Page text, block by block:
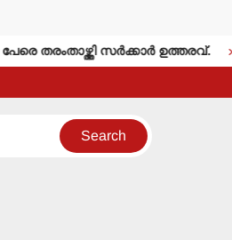
തരംതാഴ്ത്തി സര്‍ക്കാര്‍ ഉത്തരവ്.